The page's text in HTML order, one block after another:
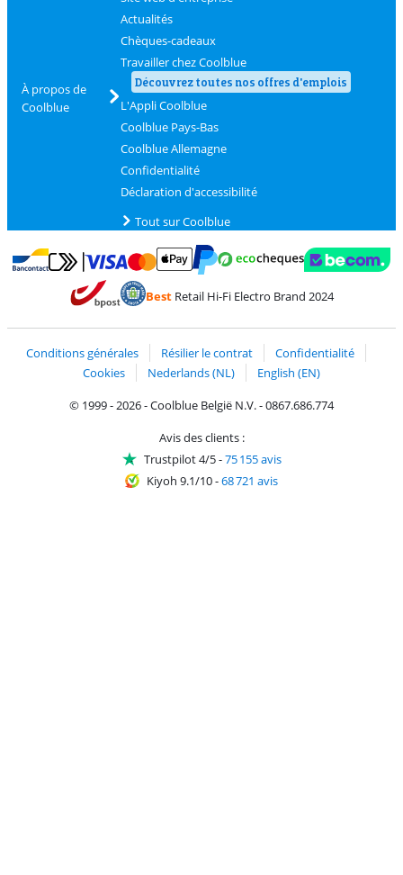
À propos de
Coolblue
Actualités
Chèques-cadeaux
Travailler chez Coolblue
Découvrez toutes nos offres d'emplois
L'Appli Coolblue
Coolblue Pays-Bas
Coolblue Allemagne
Confidentialité
Déclaration d'accessibilité
Tout sur Coolblue
Payer avec Bancontact
Payer avec MasterCard et Visa via ClickToPay
BestRetail Hi-Fi Electro Brand 2024
Conditions générales Résilier le contrat
Confidentialité
Cookies
Nederlands (NL)
English (EN)
© 1999 - 2026 - Coolblue België N.V. - 0867.686.774
Avis des clients :
Trustpilot 4/5-75 155 avis
Kiyoh 9.1/10-68 721 avis